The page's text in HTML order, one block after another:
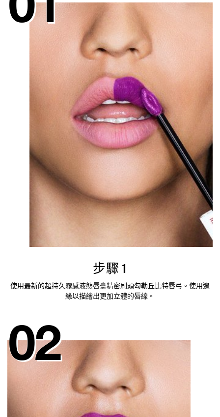
步驟 1
使用最新的超持久霧感液態唇膏精密刷頭勾勒丘比特唇弓。使用邊
緣以描繪出更加立體的唇線。